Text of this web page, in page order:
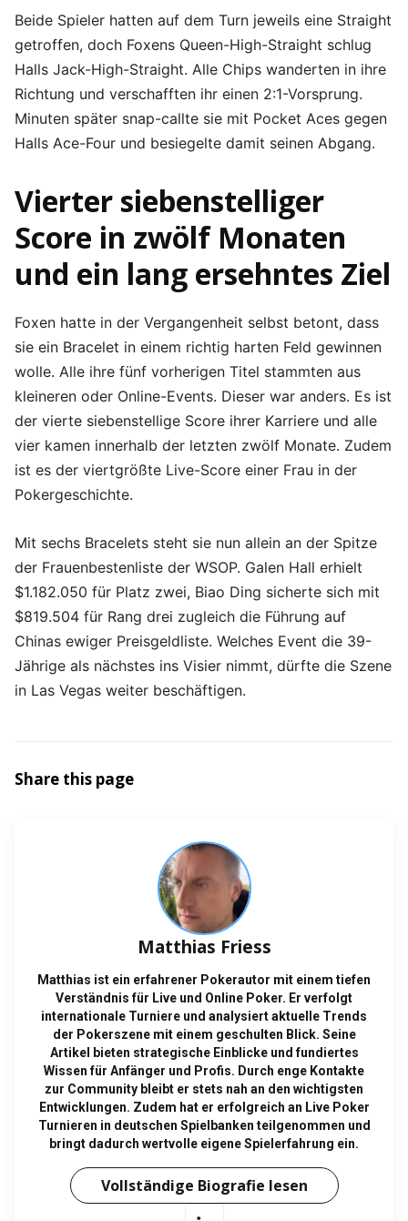
Beide Spieler hatten auf dem Turn jeweils eine Straight
getroffen, doch Foxens Queen-High-Straight schlug
Halls Jack-High-Straight. Alle Chips wanderten in ihre
Richtung und verschafften ihr einen 2:1-Vorsprung.
Minuten später snap-callte sie mit Pocket Aces gegen
Halls Ace-Four und besiegelte damit seinen Abgang.
Vierter siebenstelliger
Score in zwölf Monaten
und ein lang ersehntes Ziel
Foxen hatte in der Vergangenheit selbst betont, dass
sie ein Bracelet in einem richtig harten Feld gewinnen
wolle. Alle ihre fünf vorherigen Titel stammten aus
kleineren oder Online-Events. Dieser war anders. Es ist
der vierte siebenstellige Score ihrer Karriere und alle
vier kamen innerhalb der letzten zwölf Monate. Zudem
ist es der viertgrößte Live-Score einer Frau in der
Pokergeschichte.
Mit sechs Bracelets steht sie nun allein an der Spitze
der Frauenbestenliste der WSOP. Galen Hall erhielt
$1.182.050 für Platz zwei, Biao Ding sicherte sich mit
$819.504 für Rang drei zugleich die Führung auf
Chinas ewiger Preisgeldliste. Welches Event die 39-
Jährige als nächstes ins Visier nimmt, dürfte die Szene
in Las Vegas weiter beschäftigen.
Share this page
Matthias Friess
Matthias ist ein erfahrener Pokerautor mit einem tiefen
Verständnis für Live und Online Poker. Er verfolgt
internationale Turniere und analysiert aktuelle Trends
der Pokerszene mit einem geschulten Blick. Seine
Artikel bieten strategische Einblicke und fundiertes
Wissen für Anfänger und Profis. Durch enge Kontakte
zur Community bleibt er stets nah an den wichtigsten
Entwicklungen. Zudem hat er erfolgreich an Live Poker
Turnieren in deutschen Spielbanken teilgenommen und
bringt dadurch wertvolle eigene Spielerfahrung ein.
Vollständige Biografie lesen